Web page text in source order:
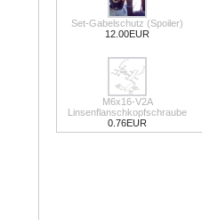
Set-Gabelschutz (Spoiler)
12.00EUR
M6x16-V2A
Linsenflanschkopfschraube
0.76EUR